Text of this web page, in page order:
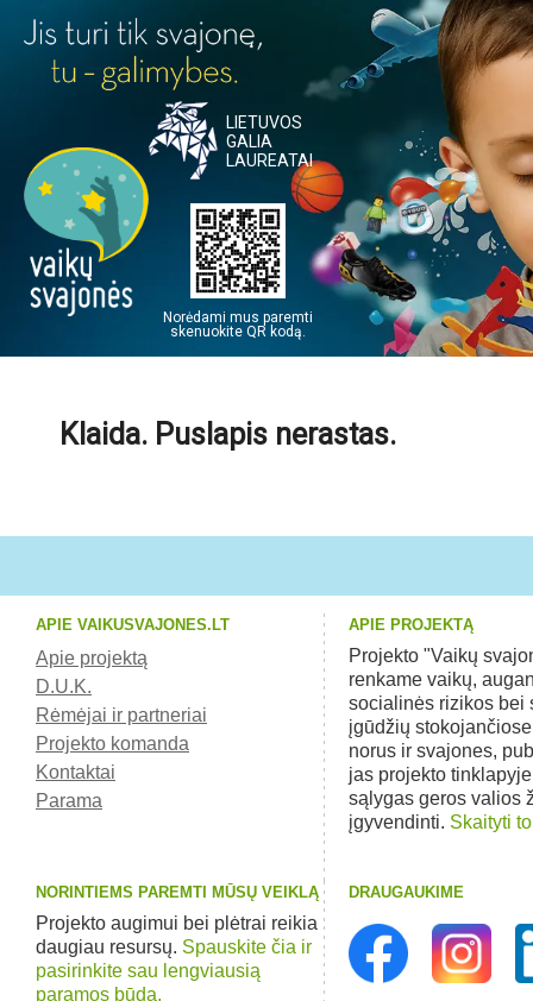
LIETUVOS
GALIA
LAUREATAI
Norėdami mus paremti
skenuokite QR kodą.
Klaida. Puslapis nerastas.
APIE VAIKUSVAJONES.LT
Apie projektą
D.U.K.
Rėmėjai ir partneriai
Projekto komanda
Kontaktai
Parama
APIE PROJEKTĄ
Projekto "Vaikų
renkame vaikų,
socialinės rizikos bei
įgūdžių
norus ir svajones,
jas projekto
sąlygas geros valios
įgyvendinti. Skaityti
NORINTIEMS PAREMTI MŪSŲ VEIKLĄ
Projekto augimui bei plėtrai reikia
daugiau resursų. Spauskite čia ir
pasirinkite sau lengviausią
paramos būdą.
DRAUGAUKIME